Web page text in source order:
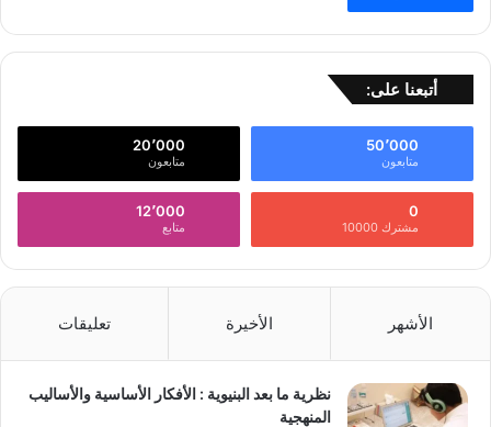
أتبعنا على:
50٬000
متابعون
20٬000
متابعون
0
مشترك 10000
12٬000
متابع
الأشهر الأخيرة تعليقات
نظرية ما بعد البنيوية : الأفكار الأساسية والأساليب
المنهجية